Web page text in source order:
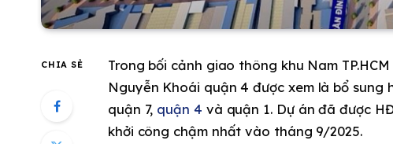
CHIA SẺ
Trong bối cảnh giao thông khu Nam
Nguyễn Khoái quận 4 được xem là bổ sung
quận 7, quận 4 và quận 1. Dự án đã được
khởi công chậm nhất vào tháng 9/2025.